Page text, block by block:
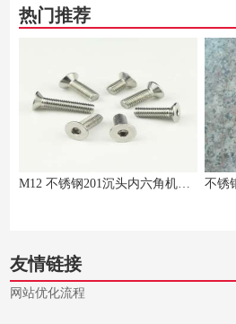
热门推荐
M12 不锈钢201沉头内六角机螺钉 平头内六角螺丝 DIN7991厂家直销
友情链接
网站优化流程